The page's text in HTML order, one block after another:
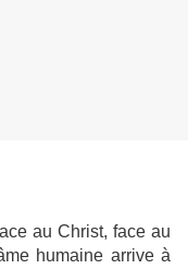
au Christ, face au
humaine arrive à